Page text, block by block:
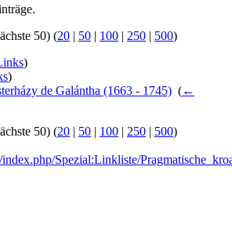
50) (20 | 50 | 100 | 250 | 500)
)
)
de Galántha (1663 - 1745) (←
50) (20 | 50 | 100 | 250 | 500)
index.php/Spezial:Linkliste/